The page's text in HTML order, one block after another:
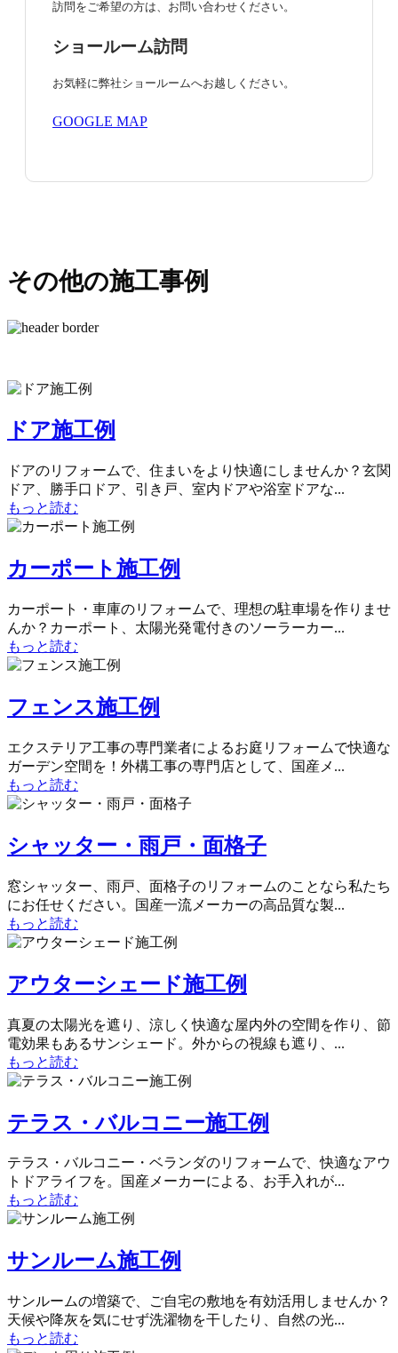
訪問をご希望の方は、お問い合わせください。
ショールーム訪問
お気軽に弊社ショールームへお越しください。
GOOGLE MAP
その他の施工事例
ドア施工例
ドアのリフォームで、住まいをより快適にしませんか？玄関
ドア、勝手口ドア、引き戸、室内ドアや浴室ドアな...
もっと読む
カーポート施工例
カーポート・車庫のリフォームで、理想の駐車場を作りませ
んか？カーポート、太陽光発電付きのソーラーカー...
もっと読む
フェンス施工例
エクステリア工事の専門業者によるお庭リフォームで快適な
ガーデン空間を！外構工事の専門店として、国産メ...
もっと読む
シャッター・雨戸・面格子
窓シャッター、雨戸、面格子のリフォームのことなら私たち
にお任せください。国産一流メーカーの高品質な製...
もっと読む
アウターシェード施工例
真夏の太陽光を遮り、涼しく快適な屋内外の空間を作り、節
電効果もあるサンシェード。外からの視線も遮り、...
もっと読む
テラス・バルコニー施工例
テラス・バルコニー・ベランダのリフォームで、快適なアウ
トドアライフを。国産メーカーによる、お手入れが...
もっと読む
サンルーム施工例
サンルームの増築で、ご自宅の敷地を有効活用しませんか？
天候や降灰を気にせず洗濯物を干したり、自然の光...
もっと読む